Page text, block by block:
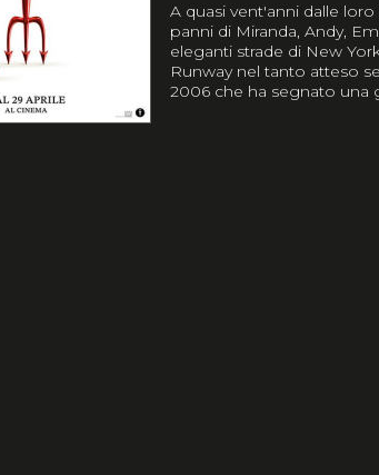
A quasi vent'anni dalle
panni di Miranda, Andy,
eleganti strade di New
Runway nel tanto atteso
2006 che ha segnato una